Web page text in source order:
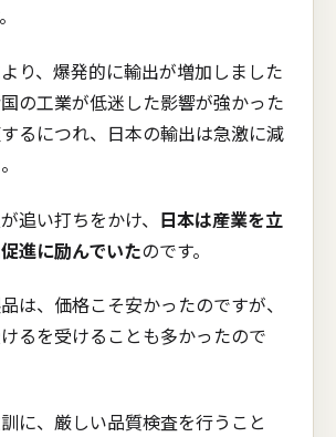
り、爆発的に輸出が増加しました
の工業が低迷した影響が強かった
るにつれ、日本の輸出は急激に減
追い打ちをかけ、 日本は産業を立
進に励んでいたのです。
は、価格こそ安かったのですが、
るを受けることも多かったので
に、厳しい品質検査を行うこと